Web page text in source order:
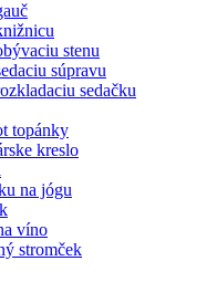
stenu
súpravu
sedačku
topánky
kreslo
na jógu
víno
stromček